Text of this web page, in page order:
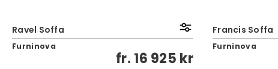
Ravel Soffa
Furninova
fr. 16 925 kr
Francis Soffa
Furninova